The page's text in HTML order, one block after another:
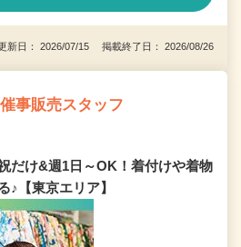
新日： 2026/07/15 掲載終了日： 2026/08/26
事販売スタッフ
だけ&週1日～OK！着付けや着物
♪【東京エリア】